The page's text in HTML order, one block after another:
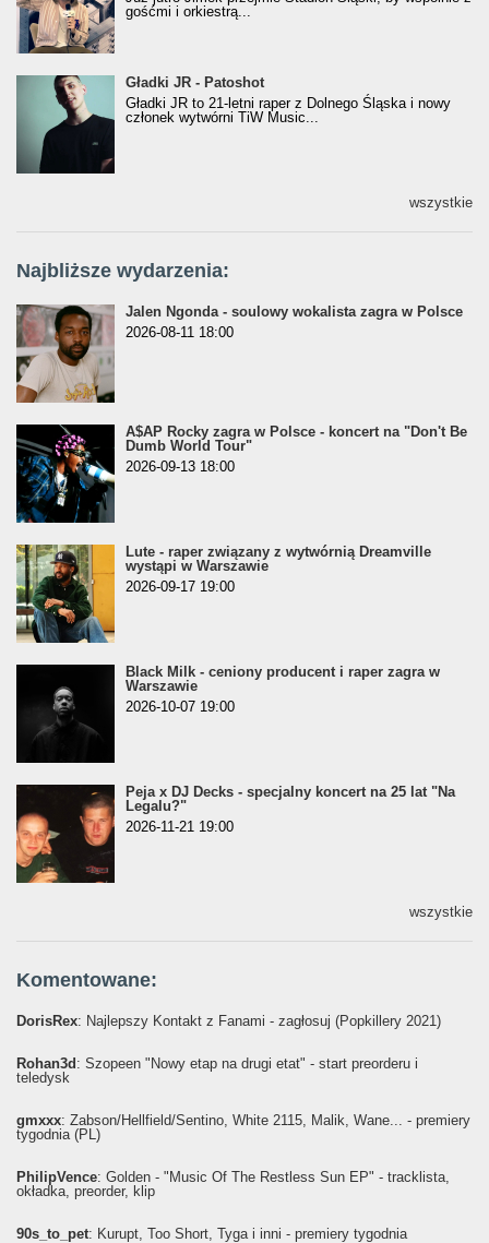
gośćmi i orkiestrą...
Gładki JR - Patoshot
Gładki JR - Patoshot
Gładki JR to 21-letni raper z Dolnego Śląska i nowy
członek wytwórni TiW Music...
wszystkie
Najbliższe wydarzenia:
Jalen Ngonda - soulowy wokalista zagra w Polsce
2026-08-11 18:00
A$AP Rocky zagra w Polsce - koncert na "Don't Be
Dumb World Tour"
2026-09-13 18:00
Lute - raper związany z wytwórnią Dreamville
wystąpi w Warszawie
2026-09-17 19:00
Black Milk - ceniony producent i raper zagra w
Warszawie
2026-10-07 19:00
Peja x DJ Decks - specjalny koncert na 25 lat "Na
Legalu?"
2026-11-21 19:00
wszystkie
Komentowane:
DorisRex: Najlepszy Kontakt z Fanami - zagłosuj (Popkillery 2021)
Rohan3d : Szopeen "Nowy etap na drugi etat" - start preorderu i
teledysk
gmxxx: Żabson/Hellfield/Sentino, White 2115, Malik, Wane... - premiery
tygodnia (PL)
PhilipVence: Golden - "Music Of The Restless Sun EP" - tracklista,
okładka, preorder, klip
90s_to_pet: Kurupt, Too Short, Tyga i inni - premiery tygodnia